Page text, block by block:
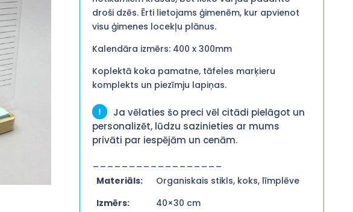
droši dzēs. Ērti lietojams ģimenēm, kur apvienot
visu ģimenes locekļu plānus.
Kalendāra izmērs: 400 x 300mm
Koplektā koka pamatne, tāfeles marķieru
komplekts un piezīmju lapiņas.
Ja vēlaties šo preci vēl citādi pielāgot un
personalizēt, lūdzu sazinieties ar mums
privāti par iespējām un cenām.
Materiāls:
Organiskais stikls, koks, līmplēve
Izmērs:
40×30 cm